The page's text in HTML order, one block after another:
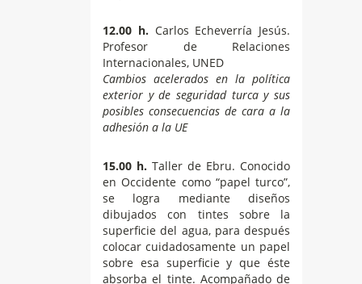
12.00 h.Carlos Echeverría Jesús.
Profesor de Relaciones
Internacionales, UNED
Cambios acelerados en la política
exterior y de seguridad turca y sus
posibles consecuencias de cara a la
adhesión a la UE
15.00 h. Taller de Ebru. Conocido
en Occidente como “papel turco”,
se logra mediante diseños
dibujados con tintes sobre la
superficie del agua, para después
colocar cuidadosamente un papel
sobre esa superficie y que éste
absorba el tinte. Acompañado de